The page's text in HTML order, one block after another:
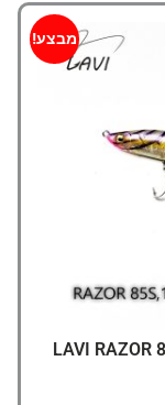
מבצע!
LAVI RAZOR